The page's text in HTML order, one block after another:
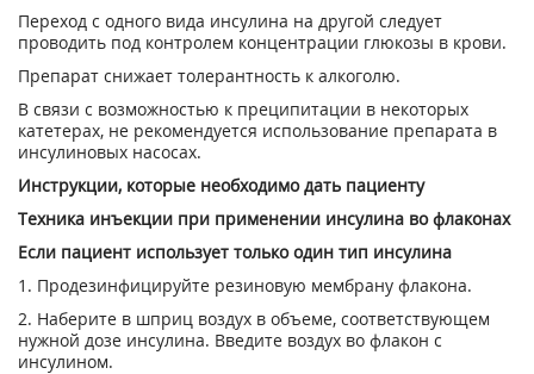
Переход с одного вида инсулина на другой следует
проводить под контролем концентрации глюкозы в крови.
Препарат снижает толерантность к алкоголю.
В связи с возможностью к преципитации в некоторых
катетерах, не рекомендуется использование препарата в
инсулиновых насосах.
Инструкции, которые необходимо дать пациенту
Техника инъекции при применении инсулина во флаконах
Если пациент использует только один тип инсулина
1. Продезинфицируйте резиновую мембрану флакона.
2. Наберите в шприц воздух в объеме, соответствующем
нужной дозе инсулина. Введите воздух во флакон с
инсулином.